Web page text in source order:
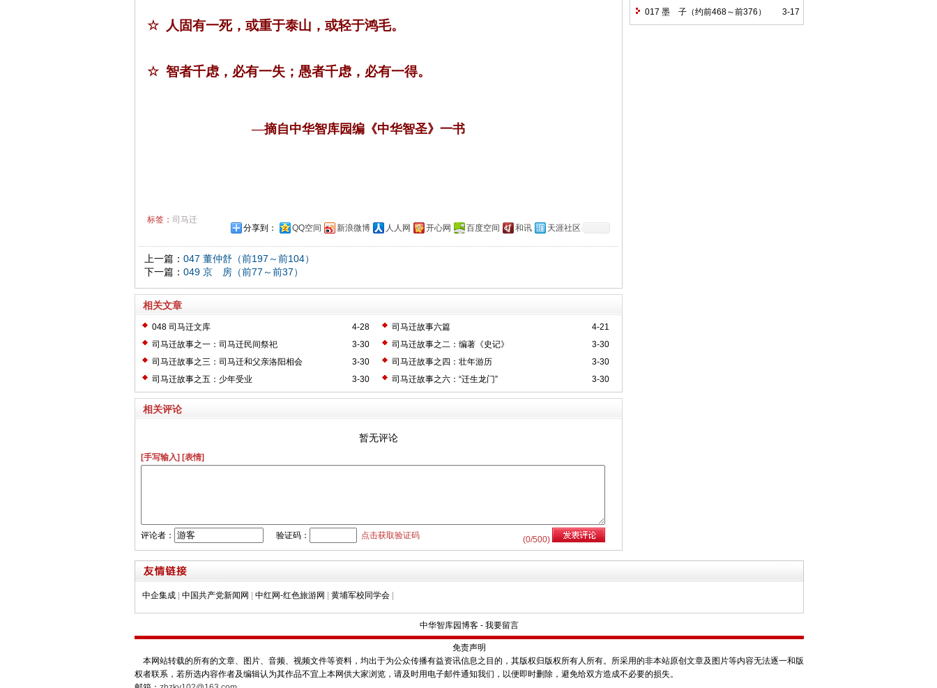
☆ 人固有一死，或重于泰山，或轻于鸿毛。
☆ 智者千虑，必有一失；愚者千虑，必有一得。
—摘自中华智库园编《中华智圣》一书
标签： 司马迁
分享到：
QQ空间 新浪微博 人人网 开心网 百度空间 和讯 天涯社区
上一篇： 047 董仲舒（前197～前104）
下一篇： 049 京 房（前77～前37）
相关文章
4-28
048 司马迁文库 4-21
司马迁故事六篇
3-30
司马迁故事之一：司马迁民间祭祀 3-30
司马迁故事之二：编著《史记》
3-30
司马迁故事之三：司马迁和父亲洛阳相会 3-30
司马迁故事之四：壮年游历
3-30
司马迁故事之五：少年受业 3-30
司马迁故事之六：“迁生龙门”
相关评论
暂无评论
[手写输入] [表情]
(0/500)
评论者： 验证码： 点击获取验证码
3-17
017 墨 子（约前468～前376）
中企集成 中国共产党新闻网 中红网-红色旅游网 黄埔军校同学会
中华智库园博客- 我要留言
免责声明
本网站转载的所有的文章、图片、音频、视频文件等资料，均出于为公众传播有益资讯信息之目的，其版权归版权所有人所有。所采用的非本站原创文章及图片等内容无法逐一和版
权者联系，若所选内容作者及编辑认为其作品不宜上本网供大家浏览，请及时用电子邮件通知我们，以便即时删除，避免给双方造成不必要的损失。